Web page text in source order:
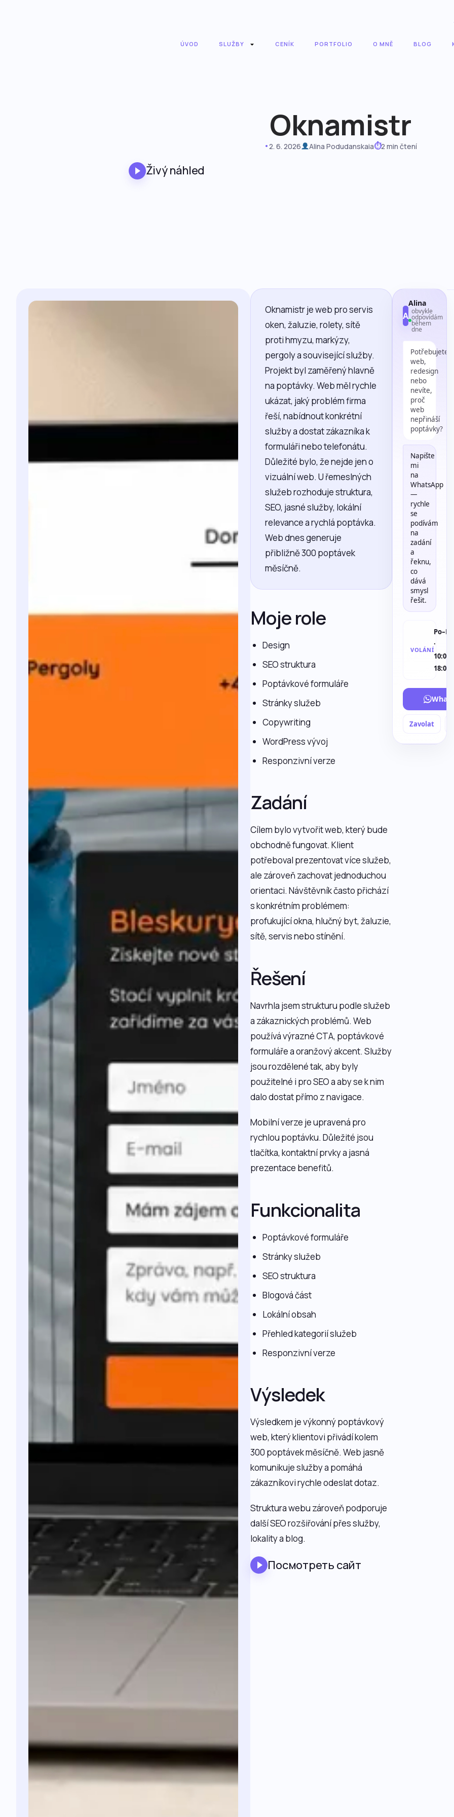
ÚVOD SLUŽBY CENÍK PORTFOLIO O MNĚ BLOG
Oknamistr
•2. 6. 2026 Alina Podudanskaia⏱2 min čtení
Živý náhled
Oknamistr je web pro servis
oken, žaluzie, rolety, sítě
proti hmyzu, markýzy,
pergoly a související služby.
Projekt byl zaměřený hlavně
na poptávky. Web měl rychle
ukázat, jaký problém firma
řeší, nabídnout konkrétní
služby a dostat zákazníka k
formuláři nebo telefonátu.
Důležité bylo, že nejde jen o
vizuální web. U řemeslných
služeb rozhoduje struktura,
SEO, jasné služby, lokální
relevance a rychlá poptávka.
Web dnes generuje
přibližně 300 poptávek
měsíčně.
Moje role
Design
SEO struktura
Poptávkové formuláře
Stránky služeb
Copywriting
WordPress vývoj
Responzivní verze
Zadání
Cílem bylo vytvořit web, který bude
obchodně fungovat. Klient
potřeboval prezentovat více služeb,
ale zároveň zachovat jednoduchou
orientaci. Návštěvník často přichází
s konkrétním problémem:
profukující okna, hlučný byt, žaluzie,
sítě, servis nebo stínění.
Řešení
Navrhla jsem strukturu podle služeb
a zákaznických problémů. Web
používá výrazné CTA, poptávkové
formuláře a oranžový akcent. Služby
jsou rozdělené tak, aby byly
použitelné i pro SEO a aby se k nim
dalo dostat přímo z navigace.
Mobilní verze je upravená pro
rychlou poptávku. Důležité jsou
tlačítka, kontaktní prvky a jasná
prezentace benefitů.
Funkcionalita
Poptávkové formuláře
Stránky služeb
SEO struktura
Blogová část
Lokální obsah
Přehled kategorií služeb
Responzivní verze
Výsledek
Výsledkem je výkonný poptávkový
web, který klientovi přivádí kolem
300 poptávek měsíčně. Web jasně
komunikuje služby a pomáhá
zákazníkovi rychle odeslat dotaz.
Struktura webu zároveň podporuje
další SEO rozšiřování přes služby,
lokality a blog.
Посмотреть сайт
A
Alina
obvykle
odpovídám
během
dne
Potřebujete
web,
redesign
nebo
nevíte,
proč
web
nepřináší
poptávky?
Napište
mi
na
WhatsApp
—
rychle
se
podívám
na
zadání
a
řeknu,
co
dává
smysl
řešit.
VOLÁNÍ
Po–Pá
·
10:00–
18:00
Zavolat